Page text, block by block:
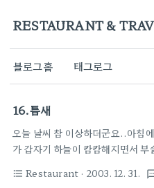
RESTAURANT &
블로그홈 태그로그
16.틈새
오늘 날씨 참 이상하더군요..아침
가 갑자기 하늘이 캄캄해지면서 부
어떤 방법을 쓰시나요? 저요? 저는
format_list_bulleted Restaurant · 2003. 12. 31.